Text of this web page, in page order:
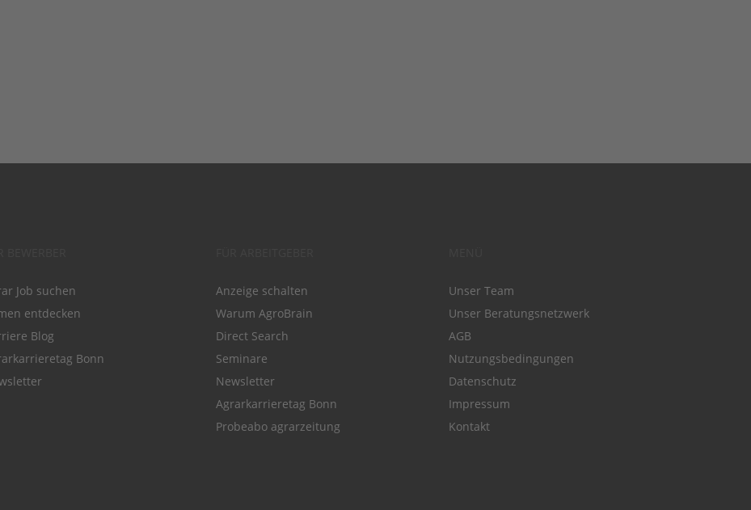
Job suchen
entdecken
Blog
Bonn
Anzeige schalten
Warum AgroBrain
Direct Search
Seminare
Newsletter
Agrarkarrieretag Bonn
Probeabo agrarzeitung
Unser Team
Unser Beratungsnetzwerk
AGB
Nutzungsbedingungen
Datenschutz
Impressum
Kontakt